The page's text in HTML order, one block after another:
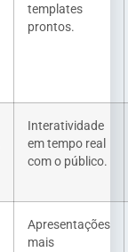
templates
prontos.
Interatividade
em tempo real
com o público.
Apresentações
mais